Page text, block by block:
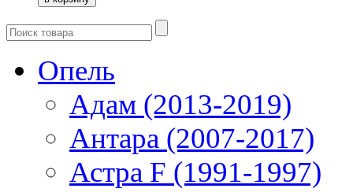
Опель
Адам (2013-2019)
Антара (2007-2017)
Астра F (1991-1997)